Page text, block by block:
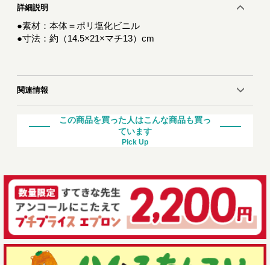
詳細説明
●素材：本体＝ポリ塩化ビニル
●寸法：約（14.5×21×マチ13）cm
関連情報
この商品を買った人はこんな商品も買っ
ています
Pick Up